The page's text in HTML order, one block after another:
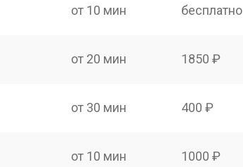
от 10 мин бесплатно
от 20 мин 1850 ₽
от 30 мин 400 ₽
от 10 мин 1000 ₽